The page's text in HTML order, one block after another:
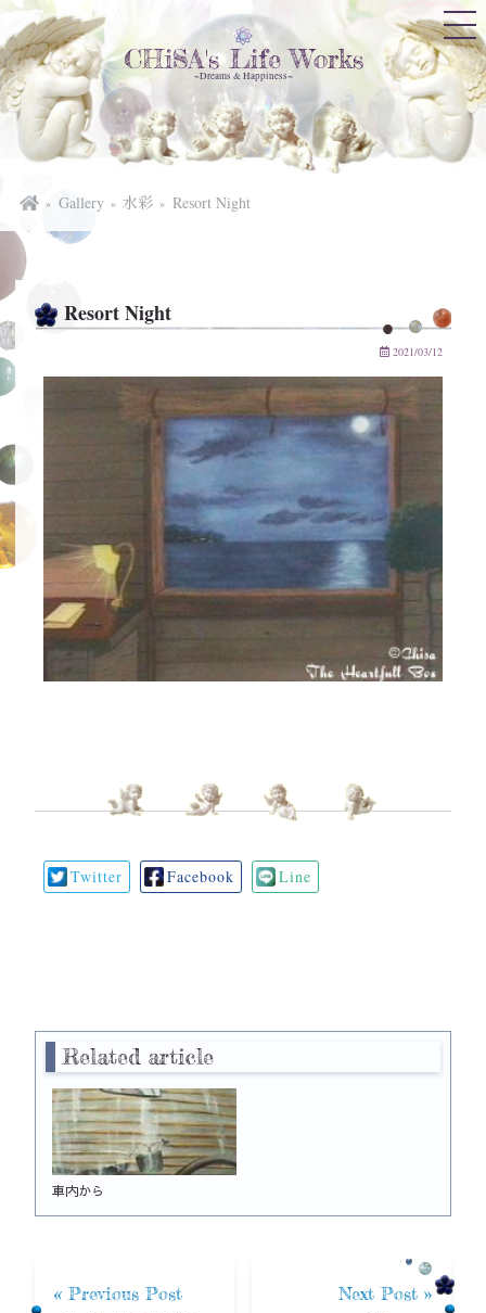
CHiSA's Life Works
~Dreams & Happiness~
Gallery 水彩 Resort Night
Resort Night
2021/03/12
Twitter Facebook Line
Related article
車内から
« Previous Post Next Post »